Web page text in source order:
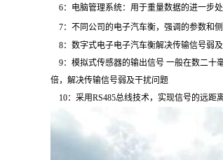
6：电脑管理系统：用于重量数据的进一步
7：不同公司的电子汽车衡，强调的参数和
8：数字式电子电子汽车衡解决传输信号弱
9：模拟式传感器的输出信号 一般在数二
倍，解决传输信号弱及干扰问题
10：采用RS485总线技术，实现信号的远距